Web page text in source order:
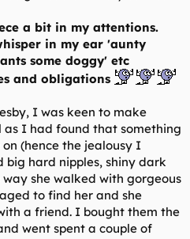
a bit in my attentions.
in my ear 'aunty
some doggy' etc
and obligations
I was keen to make
I had found that something
(hence the jealousy I
big hard nipples, shiny dark
she walked with gorgeous
to find her and she
a friend. I bought them the
went spent a couple of